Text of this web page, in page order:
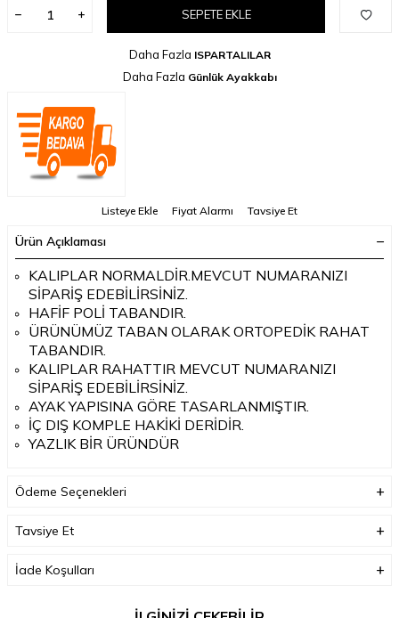
SEPETE EKLE
Daha Fazla ISPARTALILAR
Daha Fazla Günlük Ayakkabı
Listeye Ekle Fiyat Alarmı Tavsiye Et
Ürün Açıklaması
KALIPLAR NORMALDİR.MEVCUT NUMARANIZI
SİPARİŞ EDEBİLİRSİNİZ.
HAFİF POLİ TABANDIR.
ÜRÜNÜMÜZ TABAN OLARAK ORTOPEDİK RAHAT
TABANDIR.
KALIPLAR RAHATTIR MEVCUT NUMARANIZI
SİPARİŞ EDEBİLİRSİNİZ.
AYAK YAPISINA GÖRE TASARLANMIŞTIR.
İÇ DIŞ KOMPLE HAKİKİ DERİDİR.
YAZLIK BİR ÜRÜNDÜR
Ödeme Seçenekleri
Tavsiye Et
İade Koşulları